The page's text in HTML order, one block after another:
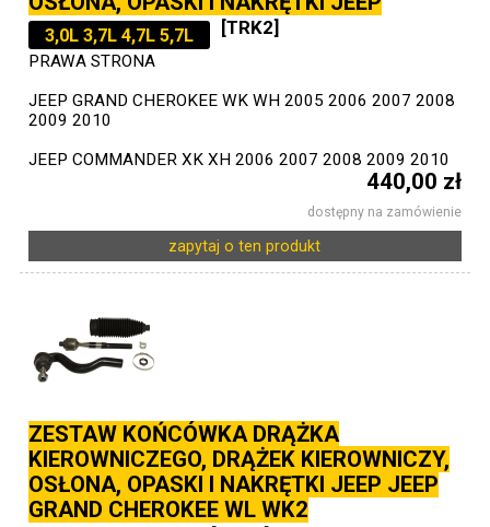
3,0L 3,7L 4,7L 5,7L [TRK2]
PRAWA STRONA
JEEP GRAND CHEROKEE WK WH 2005 2006 2007 2008
2009 2010
JEEP COMMANDER XK XH 2006 2007 2008 2009 2010
440,00 zł
dostępny na zamówienie
zapytaj o ten produkt
ZESTAW KOŃCÓWKA DRĄŻKA
KIEROWNICZEGO, DRĄŻEK KIEROWNICZY,
OSŁONA, OPASKI I NAKRĘTKI JEEP JEEP
GRAND CHEROKEE WL WK2